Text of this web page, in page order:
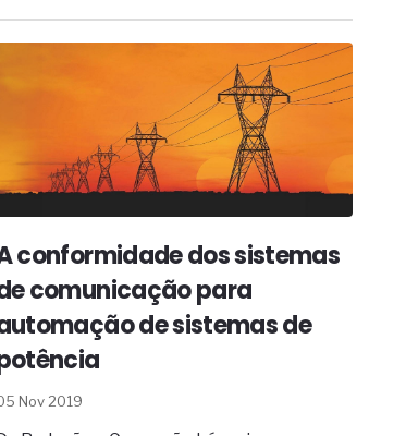
no modelo de IA
venda complexa
cabos e
de giro para as
aos problemas?
situ com emulsão
tentar criar uma
crônica
ou calvície
positivo
conformidade dos sistemas
comunicação para
de sistemas de
Nov 2019